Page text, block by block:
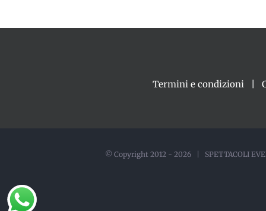
Termini e condizioni
© Copyright 2012 - 2026 | SPETTACOLI